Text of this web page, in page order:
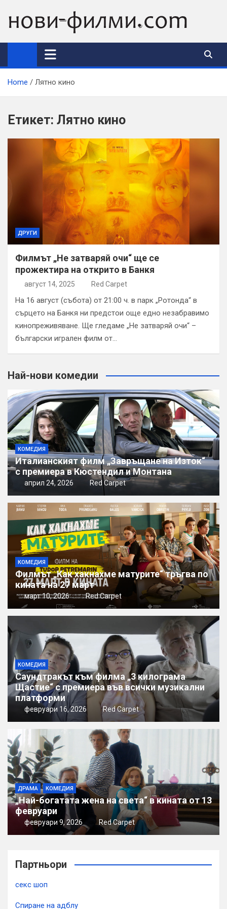
content
Home Лятно кино
Етикет: Лятно кино
ДРУГИ
Филмът „Не затваряй очи“ ще се
прожектира на открито в Банкя
август 14, 2025 Red Carpet
На 16 август (събота) от 21:00 ч. в парк „Ротонда“ в
сърцето на Банкя ни предстои още едно незабравимо
кинопреживяване. Ще гледаме „Не затваряй очи“ –
български игрален филм от…
Най-нови комедии
КОМЕДИЯ
Италианският филм „Завръщане на Изток“
с премиера в Кюстендил и Монтана
април 24, 2026 Red Carpet
КОМЕДИЯ
Филмът „Как хакнахме матурите“ тръгва по
кината на 27 март
март 10, 2026 Red Carpet
КОМЕДИЯ
Саундтракът към филма „3 килограма
Щастие“ с премиера във всички музикални
платформи
февруари 16, 2026 Red Carpet
ДРАМА КОМЕДИЯ
„Най-богатата жена на света“ в кината от 13
февруари
февруари 9, 2026 Red Carpet
Партньори
секс шоп
Спиране на адблу